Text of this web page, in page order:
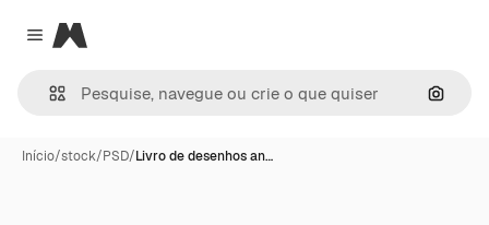
Close menu
Magnific
Início/stock/PSD/Livro de desenhos an…